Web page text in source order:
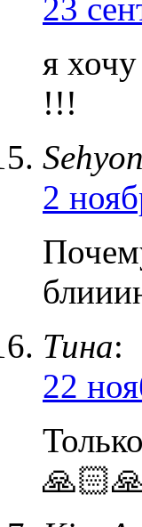
23
я
!!!
Sehyon
2
Тина:
22